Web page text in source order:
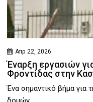
Απρ 22, 2026
Έναρξη εργασιών
Φροντίδας στην
Ένα σημαντικό βήμα για